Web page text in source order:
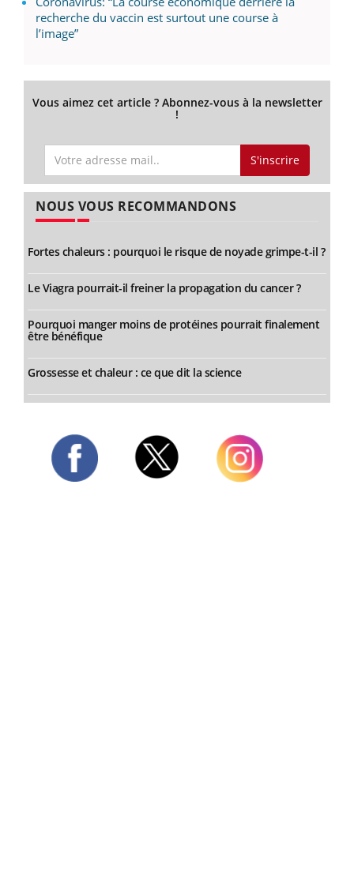
recherche du vaccin est surtout une course à
l’image”
Vous aimez cet article ? Abonnez-vous à la newsletter
!
S'inscrire
NOUS VOUS RECOMMANDONS
Fortes chaleurs : pourquoi le risque de noyade grimpe-t-il ?
Le Viagra pourrait-il freiner la propagation du cancer ?
Pourquoi manger moins de protéines pourrait finalement
être bénéfique
Grossesse et chaleur : ce que dit la science